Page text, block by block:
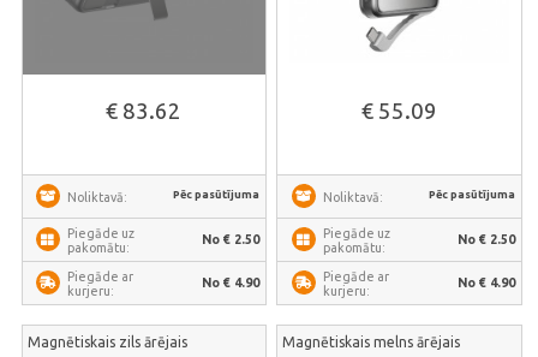
€ 83.62
Noliktavā: Pēc pasūtījuma
Piegāde uz
pakomātu:
No € 2.50
Piegāde ar
kurjeru:
No € 4.90
€ 55.09
Noliktavā: Pēc pasūtījuma
Piegāde uz
pakomātu:
No € 2.50
Piegāde ar
kurjeru:
No € 4.90
Magnētiskais zils ārējais
Magnētiskais melns ārējais